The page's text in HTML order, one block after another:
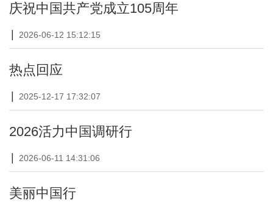
庆祝中国共产党成立105周年
2026-06-12 15:12:15
热点回应
2025-12-17 17:32:07
2026活力中国调研行
2026-06-11 14:31:06
美丽中国行